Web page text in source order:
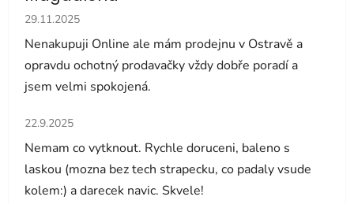
Hodnocení obchodu je 5 z 5 hvězdiček.
29.11.2025
Nenakupuji Online ale mám prodejnu v Ostravě a
opravdu ochotný prodavačky vždy dobře poradí a
jsem velmi spokojená.
Hodnocení obchodu je 5 z 5 hvězdiček.
22.9.2025
Nemam co vytknout. Rychle doruceni, baleno s
laskou (mozna bez tech strapecku, co padaly vsude
kolem:) a darecek navic. Skvele!